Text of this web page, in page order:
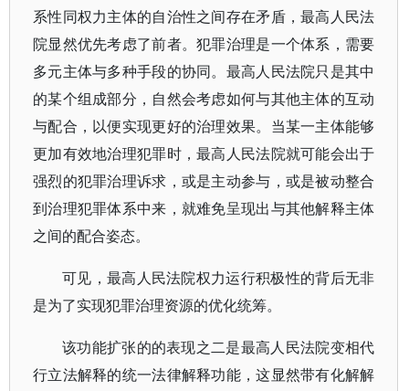
系性同权力主体的自治性之间存在矛盾，最高人民法
院显然优先考虑了前者。犯罪治理是一个体系，需要
多元主体与多种手段的协同。最高人民法院只是其中
的某个组成部分，自然会考虑如何与其他主体的互动
与配合，以便实现更好的治理效果。当某一主体能够
更加有效地治理犯罪时，最高人民法院就可能会出于
强烈的犯罪治理诉求，或是主动参与，或是被动整合
到治理犯罪体系中来，就难免呈现出与其他解释主体
之间的配合姿态。
可见，最高人民法院权力运行积极性的背后无非
是为了实现犯罪治理资源的优化统筹。
该功能扩张的的表现之二是最高人民法院变相代
行立法解释的统一法律解释功能，这显然带有化解解